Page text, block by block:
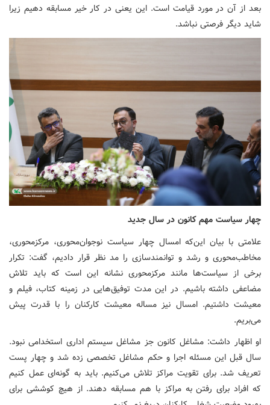
بعد از آن در مورد قیامت است. این یعنی در کار خیر مسابقه دهیم زیرا
شاید دیگر فرصتی نباشد.
چهار سیاست مهم کانون در سال جدید
علامتی با بیان این‌که امسال چهار سیاست نوجوان‌محوری، مرکزمحوری،
مخاطب‌محوری و رشد و توانمندسازی را مد نظر قرار دادیم، گفت: تکرار
برخی از سیاست‌ها مانند مرکزمحوری نشانه این است که باید تلاش
مضاعفی داشته باشیم. در این مدت توفیق‌هایی در زمینه کتاب، فیلم و
معیشت داشتیم. امسال نیز مساله معیشت کارکنان را با قدرت پیش
می‌بریم.
او اظهار داشت: مشاغل کانون جز مشاغل سیستم اداری استخدامی نبود.
سال قبل این مسئله اجرا و حکم مشاغل تخصصی زده شد و چهار پست
تعریف شد. برای تقویت مراکز تلاش می‌کنیم. باید به گونه‌ای عمل کنیم
که افراد برای رفتن به مراکز با هم مسابقه دهند. از هیچ کوششی برای